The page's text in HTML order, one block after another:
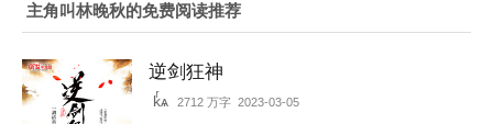
主角叫林晚秋的免费阅读推荐
逆剑狂神
kͬѧ 2712 万字 2023-03-05